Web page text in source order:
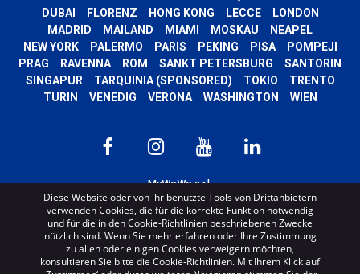
DUBAI
FLORENZ HONG KONG LECCE
LONDON
MADRID
MAILAND MIAMI MOSKAU
NEAPEL
NEW YORK
PALERMO PARIS PEKING PISA
POMPEJI
PRAG
RAVENNA ROM SANKT PETERSBURG
SANTORIN
SINGAPUR
TARQUINIA (SPONSORED) TOKIO
TRENTO
TURIN
VENEDIG VERONA WASHINGTON WIEN
MyWoWo s.r.l.
P.I. e C.F. 04201270164 Via Marconi, 34 – 24068 Seriate (BG) Iscritta al registro
delle imprese di Bergamo con n° iscrizione 443941 – Cap.Soc. € 100.000,00 i.v.
TERMS AND CONDITIONS-CREDITS
Diese Website oder von ihr benutzte Tools von Drittanbietern
verwenden Cookies, die für die korrekte Funktion notwendig
und für die in den Cookie-Richtlinien beschriebenen Zwecke
nützlich sind. Wenn Sie mehr erfahren oder Ihre Zustimmung
zu allen oder einigen Cookies verweigern möchten,
konsultieren Sie bitte die Cookie-Richtlinien. Mit Ihrem Klick auf